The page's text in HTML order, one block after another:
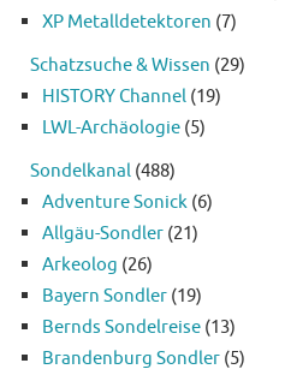
XP Metalldetektoren (7)
Schatzsuche & Wissen (29)
HISTORY Channel (19)
LWL-Archäologie (5)
Sondelkanal (488)
Adventure Sonick (6)
Allgäu-Sondler (21)
Arkeolog (26)
Bayern Sondler (19)
Bernds Sondelreise (13)
Brandenburg Sondler (5)